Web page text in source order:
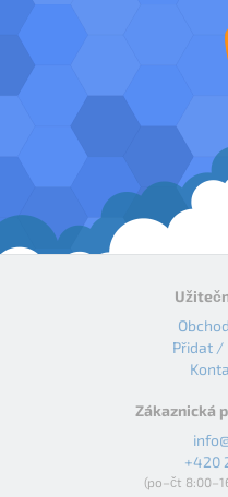
Přidat /
Zákaznická
+420
(po–čt